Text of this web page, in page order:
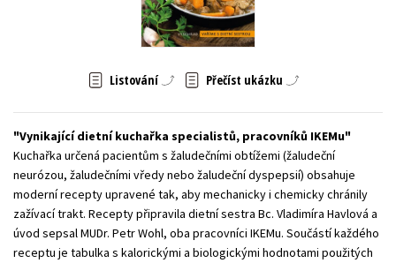
Zahraniční literatura
Listování Přečíst ukázku
Vynikající dietní kuchařka specialistů, pracovníků IKEMu
Kuchařka určená pacientům s žaludečními obtížemi (žaludeční
neurózou, žaludečními vředy nebo žaludeční dyspepsií) obsahuje
moderní recepty upravené tak, aby mechanicky i chemicky chránily
zažívací trakt. Recepty připravila dietní sestra Bc. Vladimíra Havlová a
úvod sepsal MUDr. Petr Wohl, oba pracovníci IKEMu. Součástí každého
receptu je tabulka s kalorickými a biologickými hodnotami použitých